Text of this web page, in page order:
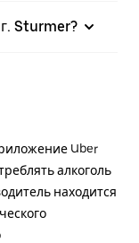
Sturmer?
Uber
алкоголь
находится